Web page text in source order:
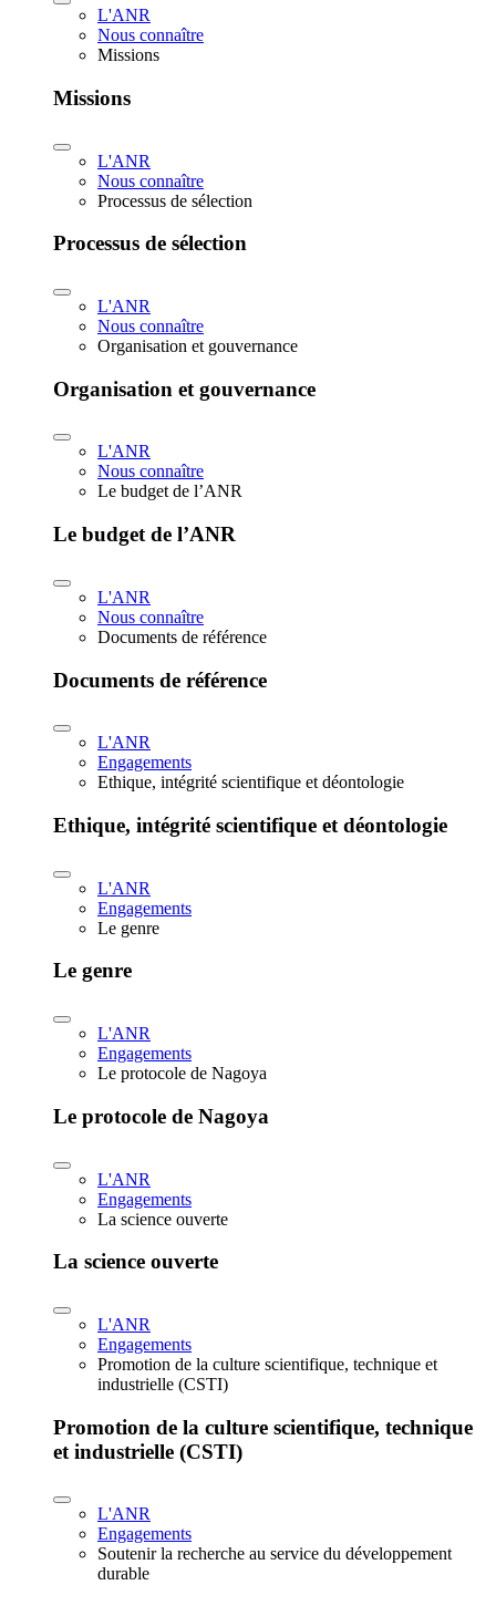
L'ANR
Nous connaître
Missions
Missions
L'ANR
Nous connaître
Processus de sélection
Processus de sélection
L'ANR
Nous connaître
Organisation et gouvernance
Organisation et gouvernance
L'ANR
Nous connaître
Le budget de l’ANR
Le budget de l’ANR
L'ANR
Nous connaître
Documents de référence
Documents de référence
L'ANR
Engagements
Ethique, intégrité scientifique et déontologie
Ethique, intégrité scientifique et déontologie
L'ANR
Engagements
Le genre
Le genre
L'ANR
Engagements
Le protocole de Nagoya
Le protocole de Nagoya
L'ANR
Engagements
La science ouverte
La science ouverte
L'ANR
Engagements
Promotion de la culture scientifique, technique et
industrielle (CSTI)
Promotion de la culture scientifique, technique
et industrielle (CSTI)
L'ANR
Engagements
Soutenir la recherche au service du développement
durable